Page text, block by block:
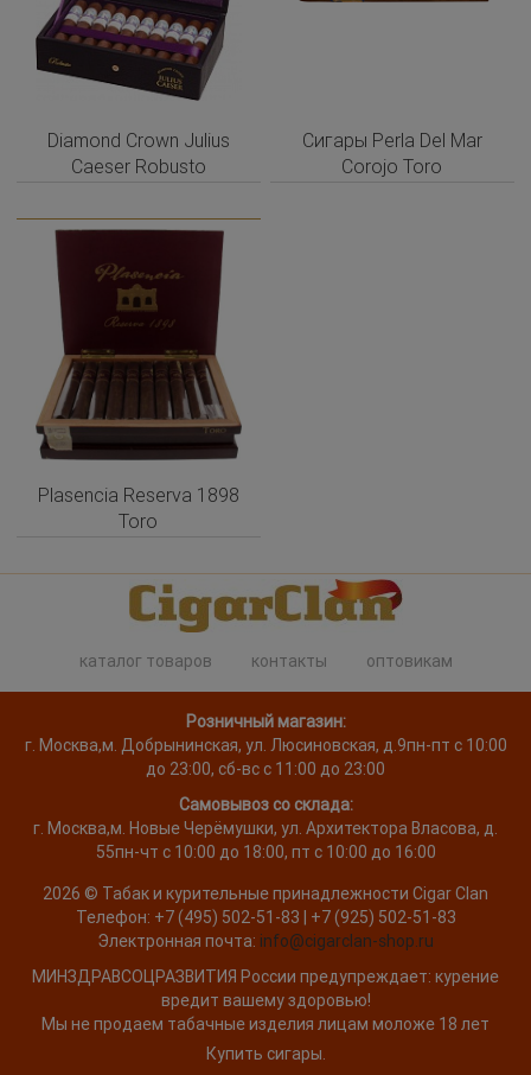
Diamond Crown Julius
Caeser Robusto
Сигары Perla Del Mar
Corojo Toro
Plasencia Reserva 1898
Toro
каталог товаров контакты оптовикам
Розничный магазин:
г. Москва,м. Добрынинская, ул. Люсиновская, д.9пн-пт с 10:00
до 23:00, сб-вс с 11:00 до 23:00
Самовывоз со склада:
г. Москва,м. Новые Черёмушки, ул. Архитектора Власова, д.
55пн-чт с 10:00 до 18:00, пт с 10:00 до 16:00
2026 © Табак и курительные принадлежности Cigar Clan
Телефон: +7 (495) 502-51-83 | +7 (925) 502-51-83
Электронная почта: info@cigarclan-shop.ru
МИНЗДРАВСОЦРАЗВИТИЯ России предупреждает: курение
вредит вашему здоровью!
Мы не продаем табачные изделия лицам моложе 18 лет
Купить сигары.